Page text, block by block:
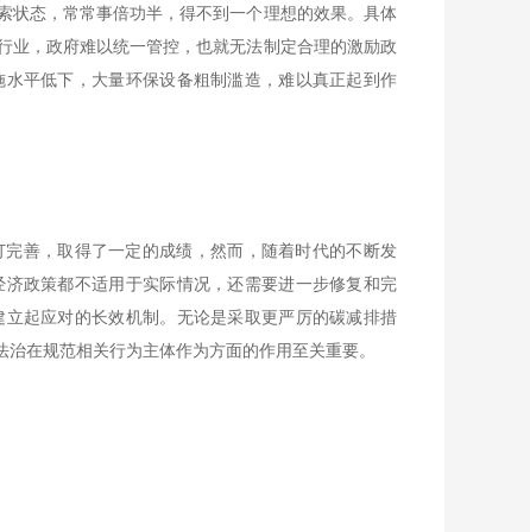
状态，常常事倍功半，得不到一个理想的效果。具体
，政府难以统一管控，也就无法制定合理的激励政
平低下，大量环保设备粗制滥造，难以真正起到作
善，取得了一定的成绩，然而，随着时代的不断发
政策都不适用于实际情况，还需要进一步修复和完
起应对的长效机制。无论是采取更严厉的碳减排措
在规范相关行为主体作为方面的作用至关重要。